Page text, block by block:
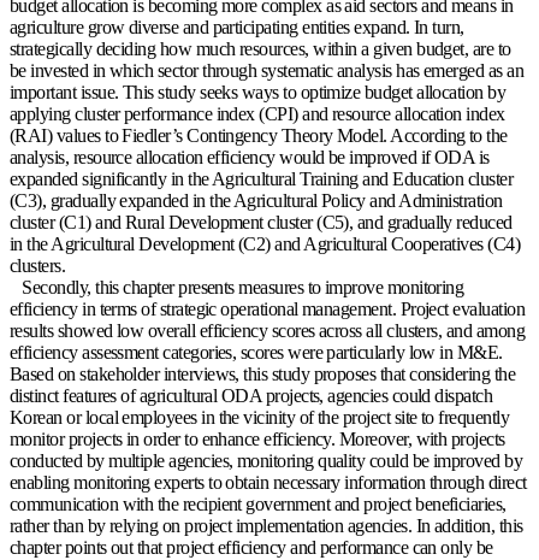
budget allocation is becoming more complex as aid sectors and means in
agriculture grow diverse and participating entities expand. In turn,
strategically deciding how much resources, within a given budget, are to
be invested in which sector through systematic analysis has emerged as an
important issue. This study seeks ways to optimize budget allocation by
applying cluster performance index (CPI) and resource allocation index
(RAI) values to Fiedler’s Contingency Theory Model. According to the
analysis, resource allocation efficiency would be improved if ODA is
expanded significantly in the Agricultural Training and Education cluster
(C3), gradually expanded in the Agricultural Policy and Administration
cluster (C1) and Rural Development cluster (C5), and gradually reduced
in the Agricultural Development (C2) and Agricultural Cooperatives (C4)
clusters.
Secondly, this chapter presents measures to improve monitoring
efficiency in terms of strategic operational management. Project evaluation
results showed low overall efficiency scores across all clusters, and among
efficiency assessment categories, scores were particularly low in M&E.
Based on stakeholder interviews, this study proposes that considering the
distinct features of agricultural ODA projects, agencies could dispatch
Korean or local employees in the vicinity of the project site to frequently
monitor projects in order to enhance efficiency. Moreover, with projects
conducted by multiple agencies, monitoring quality could be improved by
enabling monitoring experts to obtain necessary information through direct
communication with the recipient government and project beneficiaries,
rather than by relying on project implementation agencies. In addition, this
chapter points out that project efficiency and performance can only be